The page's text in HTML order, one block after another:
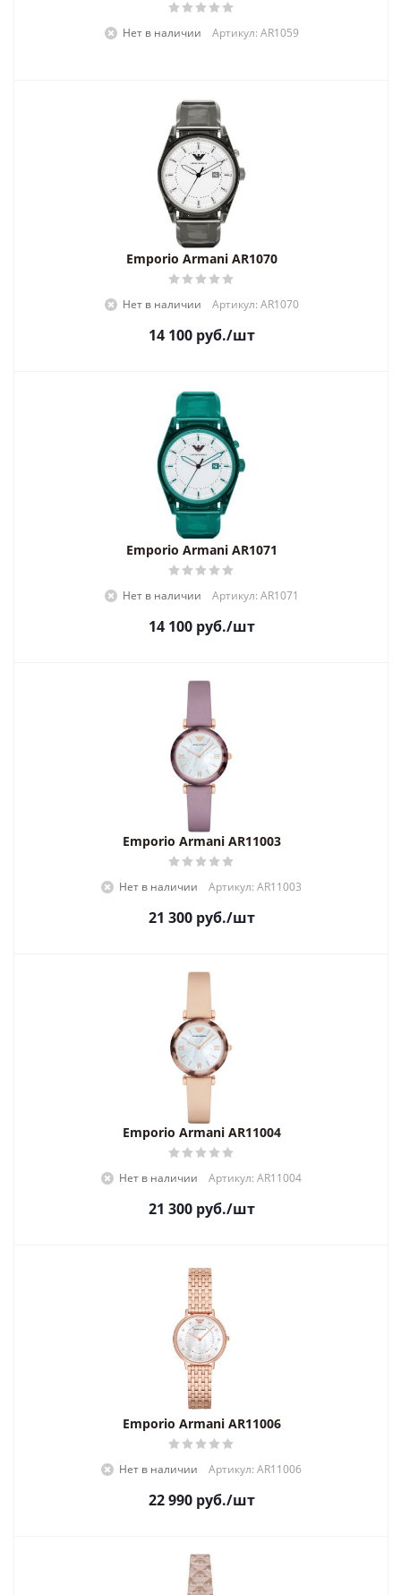
Нет в наличии Артикул: AR1059
Emporio Armani AR1070
Нет в наличии Артикул: AR1070
14 100руб./шт
Emporio Armani AR1071
Нет в наличии Артикул: AR1071
14 100руб./шт
Emporio Armani AR11003
Нет в наличии Артикул: AR11003
21 300руб./шт
Emporio Armani AR11004
Нет в наличии Артикул: AR11004
21 300руб./шт
Emporio Armani AR11006
Нет в наличии Артикул: AR11006
22 990руб./шт